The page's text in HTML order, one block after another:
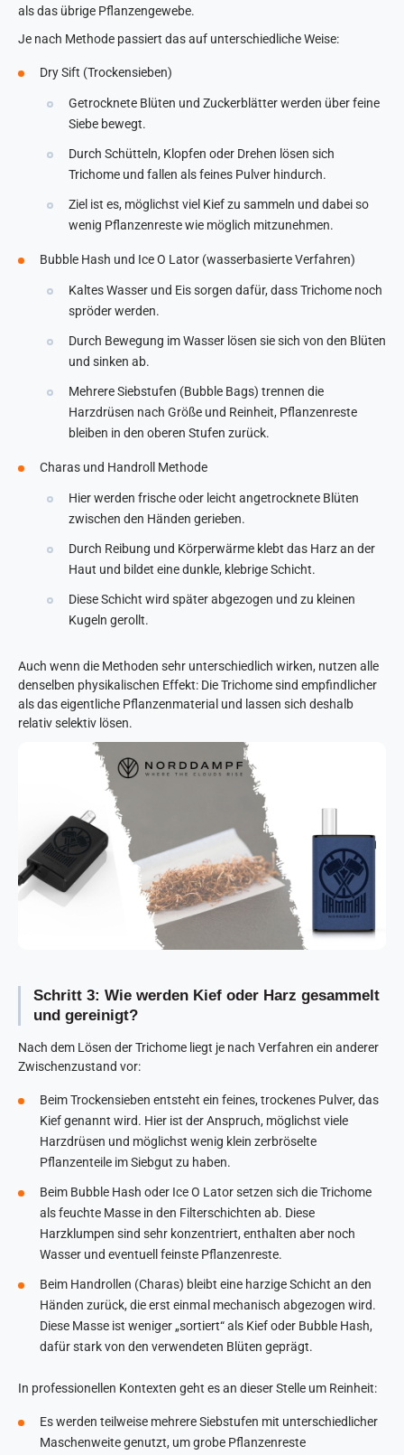
als das übrige Pflanzengewebe.
Je nach Methode passiert das auf unterschiedliche Weise:
Dry Sift (Trockensieben)
Getrocknete Blüten und Zuckerblätter werden über feine
Siebe bewegt.
Durch Schütteln, Klopfen oder Drehen lösen sich
Trichome und fallen als feines Pulver hindurch.
Ziel ist es, möglichst viel Kief zu sammeln und dabei so
wenig Pflanzenreste wie möglich mitzunehmen.
Bubble Hash und Ice O Lator (wasserbasierte Verfahren)
Kaltes Wasser und Eis sorgen dafür, dass Trichome noch
spröder werden.
Durch Bewegung im Wasser lösen sie sich von den Blüten
und sinken ab.
Mehrere Siebstufen (Bubble Bags) trennen die
Harzdrüsen nach Größe und Reinheit, Pflanzenreste
bleiben in den oberen Stufen zurück.
Charas und Handroll Methode
Hier werden frische oder leicht angetrocknete Blüten
zwischen den Händen gerieben.
Durch Reibung und Körperwärme klebt das Harz an der
Haut und bildet eine dunkle, klebrige Schicht.
Diese Schicht wird später abgezogen und zu kleinen
Kugeln gerollt.
Auch wenn die Methoden sehr unterschiedlich wirken, nutzen alle
denselben physikalischen Effekt: Die Trichome sind empfindlicher
als das eigentliche Pflanzenmaterial und lassen sich deshalb
relativ selektiv lösen.
Schritt 3: Wie werden Kief oder Harz gesammelt
und gereinigt?
Nach dem Lösen der Trichome liegt je nach Verfahren ein anderer
Zwischenzustand vor:
Beim Trockensieben entsteht ein feines, trockenes Pulver, das
Kief genannt wird. Hier ist der Anspruch, möglichst viele
Harzdrüsen und möglichst wenig klein zerbröselte
Pflanzenteile im Siebgut zu haben.
Beim Bubble Hash oder Ice O Lator setzen sich die Trichome
als feuchte Masse in den Filterschichten ab. Diese
Harzklumpen sind sehr konzentriert, enthalten aber noch
Wasser und eventuell feinste Pflanzenreste.
Beim Handrollen (Charas) bleibt eine harzige Schicht an den
Händen zurück, die erst einmal mechanisch abgezogen wird.
Diese Masse ist weniger „sortiert“ als Kief oder Bubble Hash,
dafür stark von den verwendeten Blüten geprägt.
In professionellen Kontexten geht es an dieser Stelle um Reinheit:
Es werden teilweise mehrere Siebstufen mit unterschiedlicher
Maschenweite genutzt, um grobe Pflanzenreste